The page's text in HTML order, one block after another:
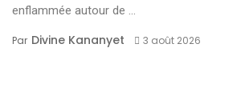
enflammée autour de ...
Par Divine Kananyet 3 août 2026